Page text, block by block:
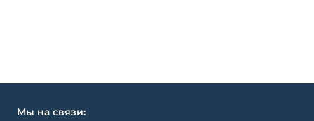
Мы на связи: